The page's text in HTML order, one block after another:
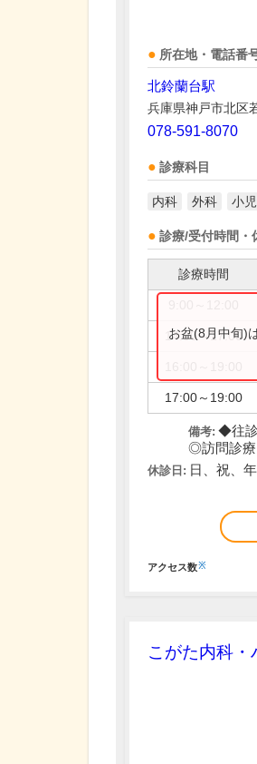
所在地・電話番
北鈴蘭台駅
兵庫県神戸市北区
078-591-8070
診療科目
内科 外科 小
診療/受付時間・
診療時間
14:00～17:00
17:00～19:00
お盆(8月中旬)
備考: ◆往診
◎訪問診療
休診日: 日、祝、
アクセス数※
こがた内科・